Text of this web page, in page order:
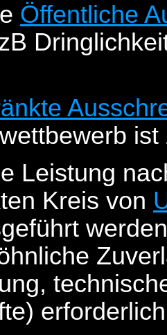
Öffentliche
ist
Leistung
Kreis von